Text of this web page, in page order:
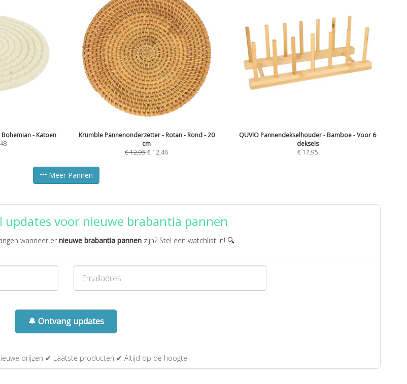
- Katoen
Krumble Pannenonderzetter - Rotan - Rond - 20
cm
€12,95€ 12,46
QUVIO Pannendekselhouder - Bamboe - Voor 6
deksels
€ 17,95
Meer Pannen
updates voor nieuwe brabantia pannen
wanneer er nieuwe brabantia pannen zijn? Stel een watchlist in! 🔍
🔔 Ontvang updates
prijzen ✔ Laatste producten ✔ Altijd op de hoogte